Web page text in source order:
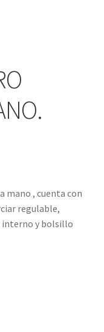
mano , cuenta con
regulable,
y bolsillo